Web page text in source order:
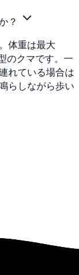
？
体重は最大
のクマです。一
れている場合は
らしながら歩い